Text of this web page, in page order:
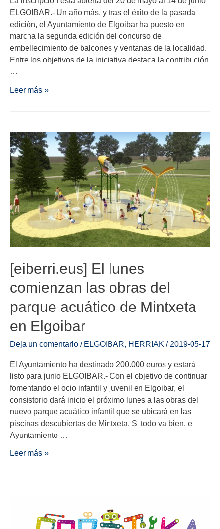
ELGOIBAR.- Un año más, y tras el éxito de la pasada
edición, el Ayuntamiento de Elgoibar ha puesto en
marcha la segunda edición del concurso de
embellecimiento de balcones y ventanas de la localidad.
Entre los objetivos de la iniciativa destaca la contribución
…
Leer más »
[eiberri.eus] El lunes
comienzan las obras del
parque acuático de Mintxeta
en Elgoibar
Deja un comentario / ELGOIBAR, HERRIAK / 2019-05-17
El Ayuntamiento ha destinado 200.000 euros y estará
listo para junio ELGOIBAR.- Con el objetivo de continuar
fomentando el ocio infantil y juvenil en Elgoibar, el
consistorio dará inicio el próximo lunes a las obras del
nuevo parque acuático infantil que se ubicará en las
piscinas descubiertas de Mintxeta. Si todo va bien, el
Ayuntamiento …
Leer más »